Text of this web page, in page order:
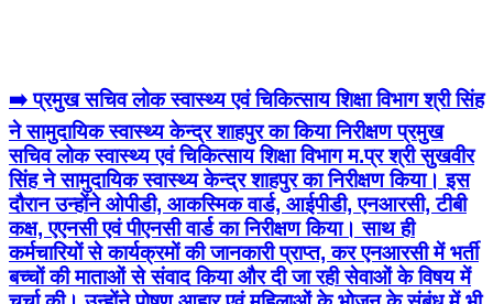
➡️ प्रमुख सचिव लोक स्‍वास्‍थ्‍य एवं चिकित्साय शिक्षा विभाग श्री सिंह
ने सामुदायिक स्‍वास्‍थ्‍य केन्द्र शाहपुर का किया निरीक्षण प्रमुख
सचिव लोक स्‍वास्‍थ्‍य एवं चिकित्साय शिक्षा विभाग म.प्र श्री सुखवीर
सिंह ने सामुदायिक स्‍वास्‍थ्‍य केन्द्र शाहपुर का निरीक्षण किया। इस
दौरान उन्होंने ओपीडी, आकस्मिक वार्ड, आईपीडी, एनआरसी, टीबी
कक्ष, एएनसी एवं पीएनसी वार्ड का निरीक्षण किया। साथ ही
कर्मचारियों से कार्यक्रमों की जानकारी प्राप्त, कर एनआरसी में भर्ती
बच्चों की माताओं से संवाद किया और दी जा रही सेवाओं के विषय में